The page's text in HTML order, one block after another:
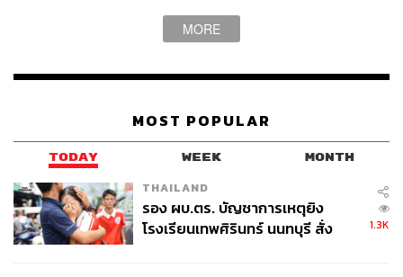
MORE
MOST POPULAR
TODAY WEEK MONTH
THAILAND
รอง ผบ.ตร. บัญชาการเหตุยิง
โรงเรียนเทพศิรินทร์ นนทบุรี สั่ง
1.3K